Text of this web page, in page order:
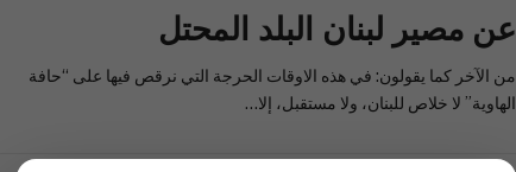
عن مصير لبنان البلد المحتل
من الآخر كما يقولون: في هذه الاوقات الحرجة التي نرقص فيها على “حافة
الهاوية” لا خلاص للبنان، ولا مستقبل، إلا…